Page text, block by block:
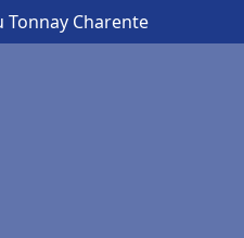
Charente